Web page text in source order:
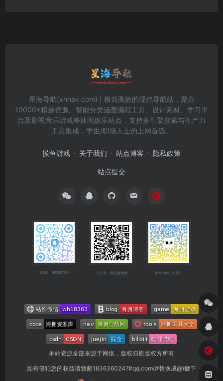
星海导航(xhnav.com) | 极简高效的现代导航站，聚合
10000+精选资源。智能分类涵盖编程工具、设计素材、学习平
台及影视音乐游戏等休闲娱乐站点，支持多引擎搜索与生产力
工具集成，学生/职场人士的上网首选。
摸鱼游戏 关于我们 站点博客 隐私政策
站点提交
QQ群：682921902 公众号：微信搜海拥 本站 app（安卓）
本站资源全部来源于网络，版权归原版权方所有
如有侵犯您的权益请致邮1836360247#qq.com(#替换成@)撤下